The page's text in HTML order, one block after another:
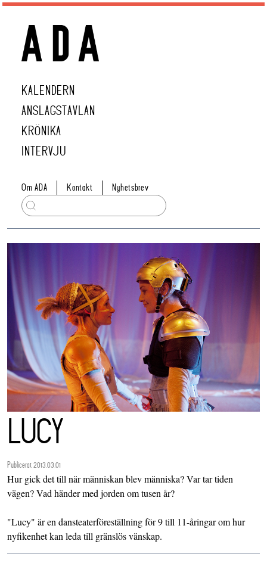
KALENDERN
ANSLAGSTAVLAN
KRÖNIKA
INTERVJU
Om ADA Kontakt Nyhetsbrev
LUCY
Publicerat 2013.03.01
Hur gick det till när människan blev människa? Var tar tiden
vägen? Vad händer med jorden om tusen år?
"Lucy" är en dansteaterföreställning för 9 till 11-åringar om hur
nyfikenhet kan leda till gränslös vänskap.